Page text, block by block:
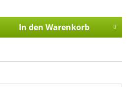
In den Warenkorb